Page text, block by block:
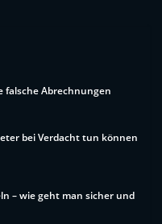
falsche Abrechnungen
bei Verdacht tun können
– wie geht man sicher und